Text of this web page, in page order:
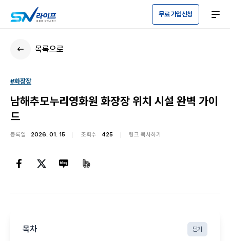
무료 가입신청
목록으로
#화장장
남해추모누리영화원 화장장 위치 시설 완벽 가이
드
등록일 2026. 01. 15 조회수 425 링크 복사하기
목차 닫기